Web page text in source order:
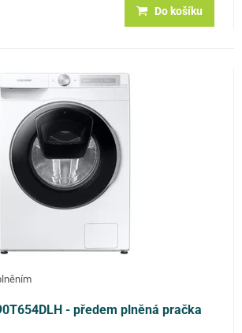
Do košíku
- předem plněná pračka